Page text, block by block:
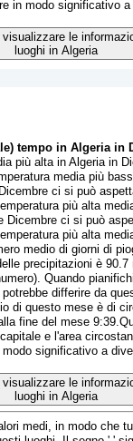
in modo significativo
le
luoghi in Algeria
tempo in Algeria in
più alta in Algeria in
media più
ci si può
più alta
Dicembre ci si può
più alta
medio di giorni di
precipitazioni è 90.7
). Quando
differire da
di questo mese è di
fine del mese
e l'area
significativo a
le
luoghi in Algeria
medi, in modo che